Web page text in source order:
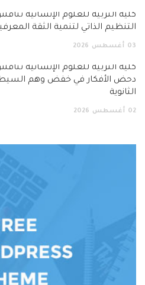
كلية التربية للعلوم الإنسانية
التنظيم الذاتي لتنمية الثقة
03 أغسطس 2026
كلية التربية للعلوم الإنسانية
دحض الأفكار في خفض وهم
الثانوية
02 أغسطس 2026